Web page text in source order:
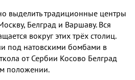
выделить традиционные центры
, Белград и Варшаву. Вся
вокруг этих трёх столиц.
под натовскими бомбами в
от Сербии Косово Белград
положении.